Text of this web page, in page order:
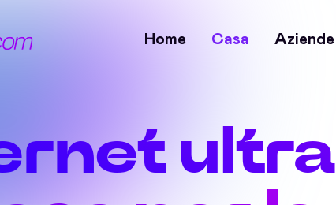
Home Casa Aziende
ultra